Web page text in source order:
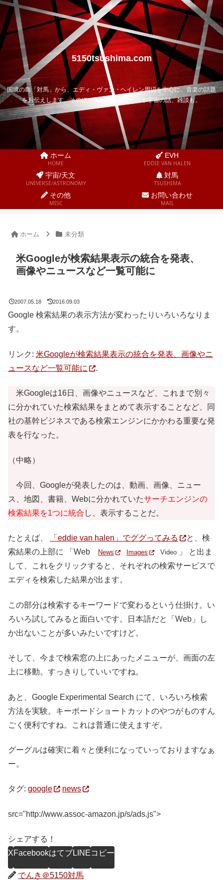
5150tsushima.com
国境の島「対馬」から、エディ・ヴァン・ヘイレン周辺を中心に、音楽の話題
をお伝えします。そのほか気になるニュースや宇宙の話、雑談も。
ホーム
HOME
EVH
EDDIE VAN HALEN
宇宙/天文
UNIVERSE/ASTRONOMY
対馬
TSUSHIMA
その他
MISC
お問い合わせ
MAIL
ホーム 未分類
米Googleが検索結果表示の統合を発表、
画像やニュースなど一覧可能に
2007.05.18 2016.09.03
Google 検索結果の表示方法が変わったりいろいろなりま
す。
リンク: 米Googleが検索結果表示の統合を発表、画像やニ
ュースなど一覧可能に
.
米Googleは16日、画像やニュースなど、これまで別々
に分かれていた検索結果をまとめて表示することなど、同
社の基幹ビジネスである検索エンジンにかかわる重要な発
表を行なった。
（中略）
今回、Googleが発表したのは、動画、画像、ニュー
ス、地図、書籍、Webに分かれていたサーチエンジンの
検索結果を1つに統合 し、表示することだ。
たとえば、 「eddie van halen」でググってみる
と、検
索結果の上部に 「 Web News Images Video
」 と出ま
して、これをクリックすると、それぞれの検索サービスで
エディを検索した結果が出ます。
この部分は検索するキーワードで変わるという仕掛け。い
ろいろ試してみると面白いです。日本語だと「Web」し
か出ないことが多いみたいですけど。
そして、今まで検索窓の上にあったメニューが、画面の左
上に移動。すっきりしていいですね。
あと、Google Experimental Search にて、いろいろ検索
方法を実験。キーボードショートカットのやつがものすん
ごく便利ですね。これは普通に使えますぞ。
グーグルは確実に着々と便利になっていっておりますなぁ
ー。
タグ: google news
src="http://www.assoc-amazon.jp/s/ads.js">
シェアする！
XFacebookはてブLINEコピー
でんき＠5150対馬